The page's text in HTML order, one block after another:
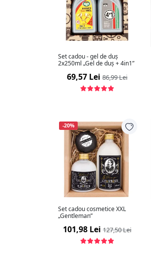
Set cadou - gel de duș
2x250ml „Gel de duș + 4in1”
69,57 Lei 86,99 Lei
-20%
Set cadou cosmetice XXL
„Gentleman”
101,98 Lei 127,50 Lei